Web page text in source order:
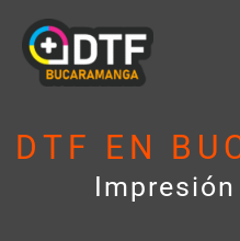
contenido
DTF EN